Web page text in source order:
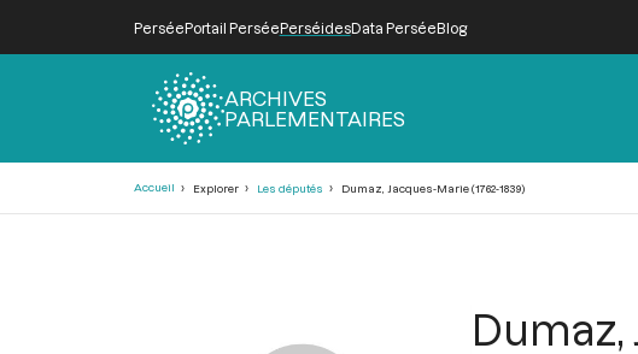
PerséePortail PerséePerséidesData PerséeBlog
ARCHIVES
PARLEMENTAIRES
Accueil Explorer Les députés Dumaz, Jacques-Marie (1762-1839)
Dumaz,